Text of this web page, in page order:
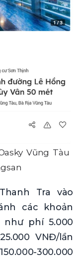
Vũng Tàu
Tra vào
các khoản
phí 5.000
VNĐ/lần
300.000